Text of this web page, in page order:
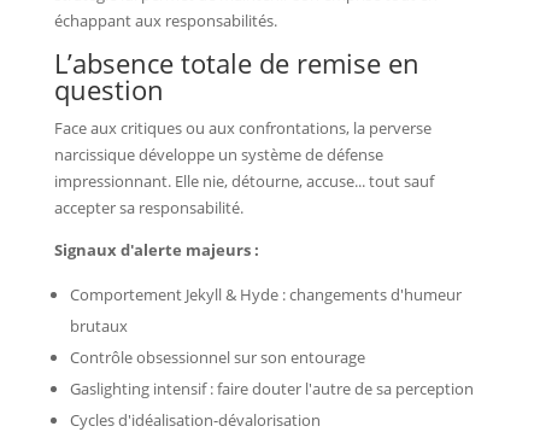
échappant aux responsabilités.
L’absence totale de remise en
question
Face aux critiques ou aux confrontations, la perverse
narcissique développe un système de défense
impressionnant. Elle nie, détourne, accuse... tout sauf
accepter sa responsabilité.
Signaux d'alerte majeurs :
Comportement Jekyll & Hyde : changements d'humeur
brutaux
Contrôle obsessionnel sur son entourage
Gaslighting intensif : faire douter l'autre de sa perception
Cycles d'idéalisation-dévalorisation